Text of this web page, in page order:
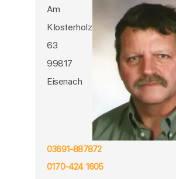
Am
Klosterholz
63
99817
Eisenach
03691-887872
0170-424 1605